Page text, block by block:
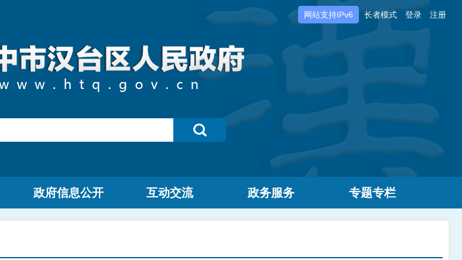
网站支持IPv6 长者模式 登录 注册
政府信息公开 互动交流 政务服务 专题专栏